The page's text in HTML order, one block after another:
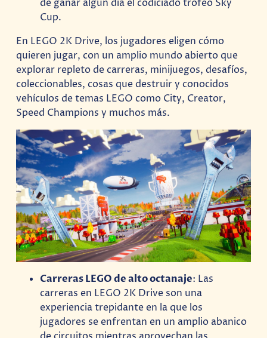
de ganar algún día el codiciado trofeo Sky
Cup.
En LEGO 2K Drive, los jugadores eligen cómo
quieren jugar, con un amplio mundo abierto que
explorar repleto de carreras, minijuegos, desafíos,
coleccionables, cosas que destruir y conocidos
vehículos de temas LEGO como City, Creator,
Speed Champions y muchos más.
Carreras LEGO de alto octanaje: Las
carreras en LEGO 2K Drive son una
experiencia trepidante en la que los
jugadores se enfrentan en un amplio abanico